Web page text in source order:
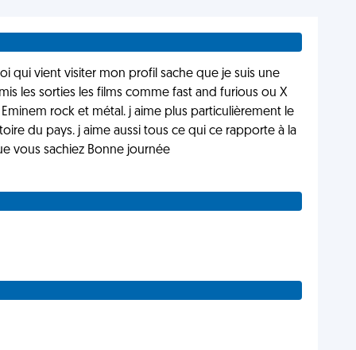
qui vient visiter mon profil sache que je suis une
les sorties les films comme fast and furious ou X
rock et métal. j aime plus particulièrement le
du pays. j aime aussi tous ce qui ce rapporte à la
vous sachiez Bonne journée